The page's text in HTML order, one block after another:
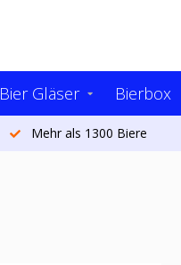
Bier Gläser Bierbox
Mehr als 1300 Biere